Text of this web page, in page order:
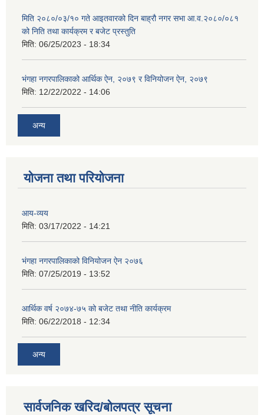
मिति २०८०/०३/१० गते आइतवारको दिन बाह्रौ नगर सभा आ.व.२०८०/०८१
को निति तथा कार्यक्रम र बजेट प्रस्तुति
मिति: 06/25/2023 - 18:34
भंगहा नगरपालिकाको आर्थिक ऐन, २०७९ र विनियोजन ऐन, २०७९
मिति: 12/22/2022 - 14:06
अन्य
योजना तथा परियोजना
आय-व्यय
मिति: 03/17/2022 - 14:21
भंगहा नगरपालिकाको विनियोजन ऐन २०७६
मिति: 07/25/2019 - 13:52
आर्थिक वर्ष २०७४-७५ को बजेट तथा नीति कार्यक्रम
मिति: 06/22/2018 - 12:34
अन्य
सार्वजनिक खरिद/बोलपत्र सूचना